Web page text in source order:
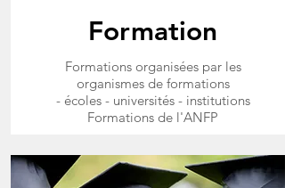
Formations organisées par les
organismes de formations
- écoles - universités - institutions
Formations de l'ANFP
Formation